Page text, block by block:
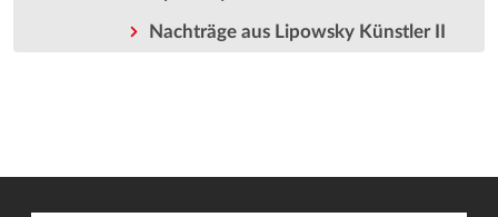
Nachträge aus Lipowsky Künstler II